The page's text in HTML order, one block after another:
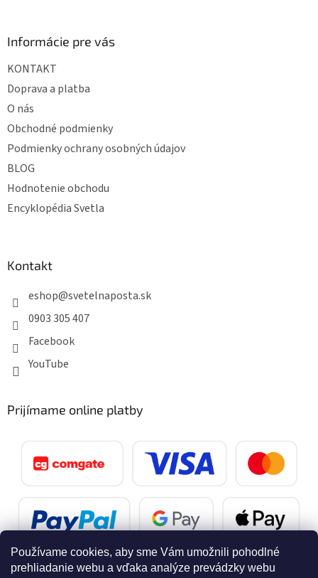
Používame cookies, aby sme Vám umožnili pohodlné
prehliadanie webu a vďaka analýze prevádzky webu
Informácie pre vás
KONTAKT
Doprava a platba
O nás
Obchodné podmienky
Podmienky ochrany osobných údajov
BLOG
Hodnotenie obchodu
Encyklopédia Svetla
Kontakt
eshop@svetelnaposta.sk
0903 305 407
Facebook
YouTube
Prijímame online platby